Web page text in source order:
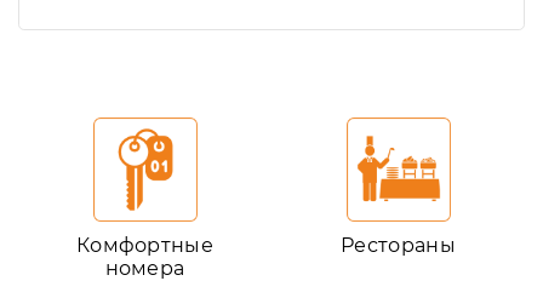
Комфортные
номера
Рестораны